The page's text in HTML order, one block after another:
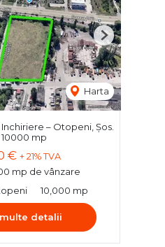
Harta
Next
– Otopeni, Șos.
10000 mp
€ + 21% TVA
mp de vânzare
10,000 mp
detalii